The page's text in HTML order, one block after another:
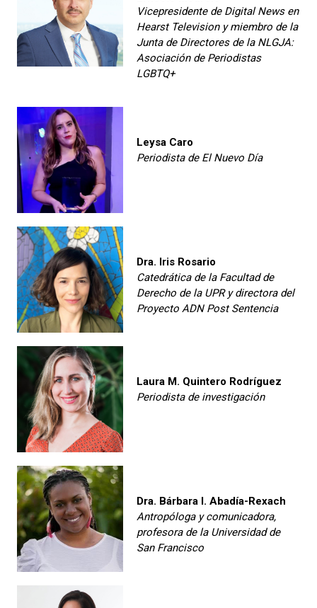
Vicepresidente de Digital News en
Hearst Television y miembro de la
Junta de Directores de la NLGJA:
Asociación de Periodistas
LGBTQ+
Leysa Caro
Periodista de El Nuevo Día
Dra. Iris Rosario
Catedrática de la Facultad de
Derecho de la UPR y directora del
Proyecto ADN Post Sentencia
Laura M. Quintero Rodríguez
Periodista de investigación
Dra. Bárbara I. Abadía-Rexach
Antropóloga y comunicadora,
profesora de la Universidad de
San Francisco